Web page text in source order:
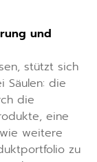
und
stützt sich
Säulen: die
die
eine
weitere
zu